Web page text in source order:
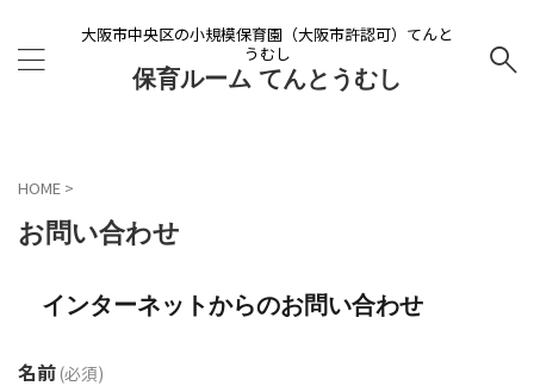
大阪市中央区の小規模保育園（大阪市許認可）てんと
うむし
保育ルーム てんとうむし
HOME >
お問い合わせ
インターネットからのお問い合わせ
名前(必須)